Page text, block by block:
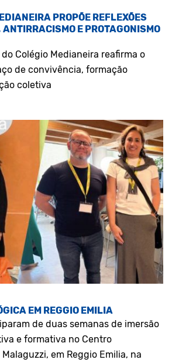
PROPÕE REFLEXÕES
ANTIRRACISMO E PROTAGONISMO
Colégio Medianeira reafirma o
de convivência, formação
coletiva
EM REGGIO EMILIA
de duas semanas de imersão
e formativa no Centro
em Reggio Emilia, na